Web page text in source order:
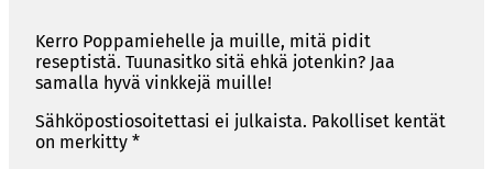
Kerro Poppamiehelle ja muille, mitä pidit
reseptistä. Tuunasitko sitä ehkä jotenkin? Jaa
samalla hyvä vinkkejä muille!
Sähköpostiosoitettasi ei julkaista. Pakolliset kentät
on merkitty *